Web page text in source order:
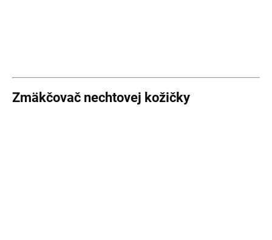
Zmäkčovač nechtovej kožičky